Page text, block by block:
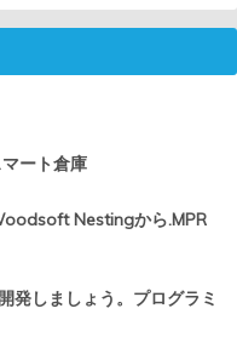
ート倉庫
Nestingから.MPR
発しましょう。プログラミ